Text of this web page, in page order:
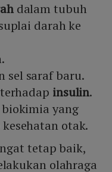
dalam tubuh
darah ke
sel saraf baru.
insulin.
yang
otak.
tetap baik,
olahraga